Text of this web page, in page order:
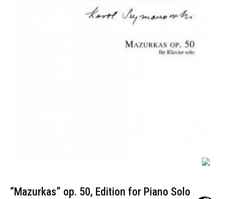
“Mazurkas” op. 50, Edition for Piano Solo